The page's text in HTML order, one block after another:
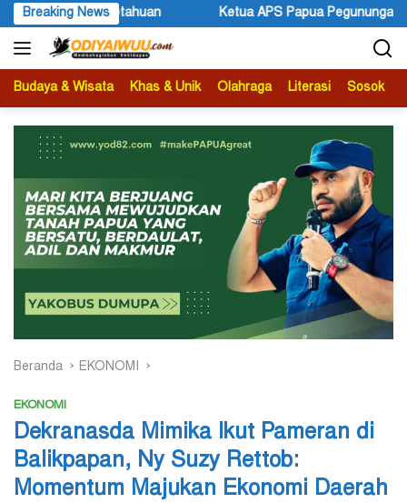
Langsung
ke
konten
Breaking NewsKetua APS Papua Pegunungan Sonni Lokobal: Kalau
Budaya & Wisata Khas & Unik Olahraga Literasi Sosok
Beranda EKONOMI
EKONOMI
Dekranasda Mimika Ikut Pameran di
Balikpapan, Ny Suzy Rettob:
Momentum Majukan Ekonomi Daerah